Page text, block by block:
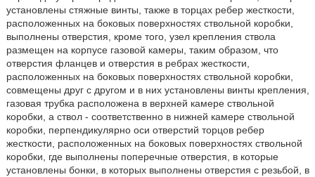
установлены стяжные винты, также в торцах ребер жесткости,
расположенных на боковых поверхностях ствольной коробки,
выполнены отверстия, кроме того, узел крепления ствола
размещен на корпусе газовой камеры, таким образом, что
отверстия фланцев и отверстия в ребрах жесткости,
расположенных на боковых поверхностях ствольной коробки,
совмещены друг с другом и в них установлены винты крепления,
газовая трубка расположена в верхней камере ствольной
коробки, а ствол - соответственно в нижней камере ствольной
коробки, перпендикулярно оси отверстий торцов ребер
жесткости, расположенных на боковых поверхностях ствольной
коробки, где выполнены поперечные отверстия, в которые
установлены бонки, в которых выполнены отверстия с резьбой, в